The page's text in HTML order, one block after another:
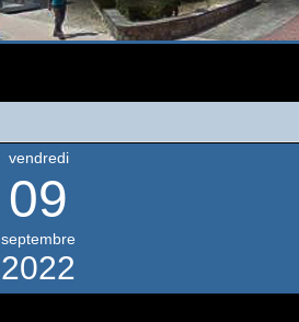
vendredi
09
septembre
2022